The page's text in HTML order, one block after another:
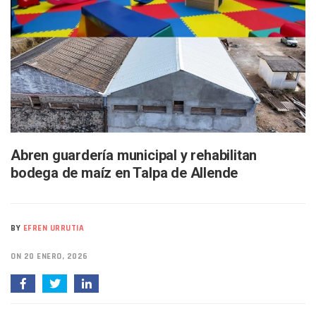
Buscan A Wilber Armando Colmenares Márquez,
Melissa Madero Exige Aclarar Sustento Legal De Las
Washington Enfrenta Una Emergencia Ambiental Por
Avanza Plan Para Construir Estadio De Tritones Vallarta;
Nuevas Concesiones De Taxis En Puerto Vallarta, ¿para
Mueren Cuatro Personas Tras Explosión De Una Pipa En
Bruno Blancas Lleva El Mensaje De La Cuarta
Liberan 180 Crías De Iguana Verde En El Estero El Salado
Puerto Vallarta Participa En Los PriceAgencies Awards
Juan Solís E Iris Torres Buscan Integrar La Planilla Del PAN
Realizan Operativo Preventivo En Seis Colonias Del
Abren guardería municipal y rehabilitan
bodega de maíz en Talpa de Allende
BY EFREN URRUTIA
ON 20 ENERO, 2026